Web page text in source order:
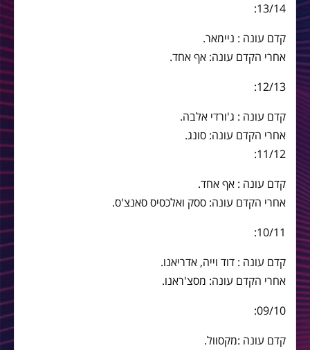
13/14:
קדם עונה : ניימאר.
אחרי הקדם עונה: אף אחד.
12/13:
קדם עונה : ג'ורדי אלבה.
אחרי הקדם עונה: סונג.
11/12:
קדם עונה : אף אחד.
אחרי הקדם עונה: ססק ואלכסיס סאנצ'ס.
10/11:
קדם עונה : דוד וייה, אדריאנו.
אחרי הקדם עונה: מסצ'ראנו.
09/10:
קדם עונה :מקסוול.